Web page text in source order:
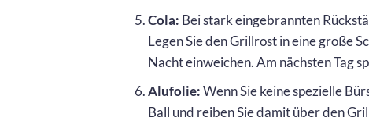
Cola: Bei stark eingebrannten
Legen Sie den Grillrost in eine große
Nacht einweichen. Am nächsten Tag
Alufolie:Wenn Sie keine spezielle
Ball und reiben Sie damit über den